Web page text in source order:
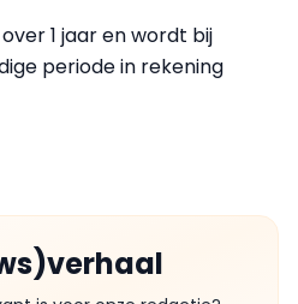
1 jaar en wordt bij
periode in rekening